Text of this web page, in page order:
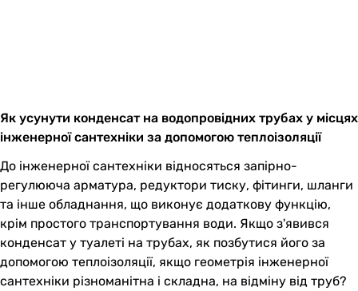
Як усунути конденсат на водопровідних трубах у місцях
інженерної сантехніки за допомогою теплоізоляції
До інженерної сантехніки відносяться запірно-
регулююча арматура, редуктори тиску, фітинги, шланги
та інше обладнання, що виконує додаткову функцію,
крім простого транспортування води. Якщо з'явився
конденсат у туалеті на трубах, як позбутися його за
допомогою теплоізоляції, якщо геометрія інженерної
сантехніки різноманітна і складна, на відміну від труб?